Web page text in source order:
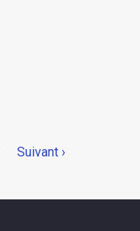
Page
Suivant ›